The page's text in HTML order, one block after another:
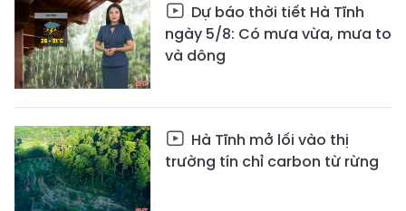
Dự báo thời tiết Hà Tĩnh
ngày 5/8: Có mưa vừa, mưa to
và dông
Hà Tĩnh mở lối vào thị
trường tín chỉ carbon từ rừng